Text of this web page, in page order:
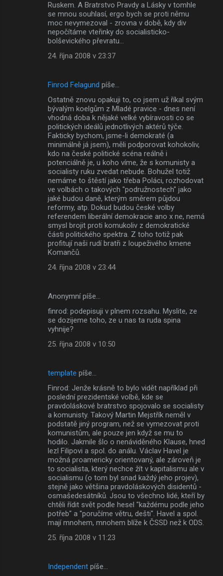
Ruskem. A Bratrstvo Pravdy a Lásky v tomhle
se mnou souhlasí, ergo bych se proti němu
moc nevymezoval - zrovna v době, kdy div
nepočítáme vteřinky do socialisticko-
bolševického převratu...
24. října 2008 v 23:37
Finrod Felagund píše…
Ostatně znovu opakuji to, co jsem už říkal svým
bývalým koelgům z Mladé pravice - dnes není
vhodná doba k nějaké velké vybíravosti co se
politických ideálů jednotlivých aktérů týče.
Fakticky bychom, jsme-li demokraté (a
minimálně já jsem), měli podporovat kohokoliv,
kdo na české politické scéna reálně i
potenciálně je, u koho víme, že s komunisty a
socialisty ruku zvedat nebude. Bohužel totiž
nemáme to štěstí jako třeba Poláci, rozhodovat
ve volbách o takových "podružnostech" jako
jaké budou daně, kterým směrem půjdou
reformy, atp. Dokud budou české volby
referendem liberální demokracie ano x ne, nemá
smysl brojit proti komukoliv z demokratické
části politického spektra. Z toho totiž pak
profitují naši rudí bratři z loupeživého kmene
Komančů.
24. října 2008 v 23:44
Anonymní píše…
finrod: podepisuji v plnem rozsahu. Myslite, ze
se dozijeme toho, ze u nas ta ruda spina
vyhnije?
25. října 2008 v 10:50
template píše…
Finrod: Jenže krásně to bylo vidět například při
poslední prezidentské volbě, kde se
pravdoláskové bratrstvo spojovalo se socialisty
a komunisty. Takový Martin Mejstřík neměl v
podstatě jiný program, než se vymezovat proti
komunistům, ale pouze jen když se mu to
hodilo. Jakmile šlo o nenáviděného Klause, hned
lezl Filipovi a spol. do análu. Václav Havel je
možná proamericky orientovaný, ale zároveň je
to socialista, který nechce žít v kapitalismu ale v
socialismu (o tom byl snad každý jeho projev),
stejně jako většina pravdoláskových disidentů -
osmašedesátníků. Jsou to všechno lidé, kteří by
chtěli řídit svět podle hesel "každému podle jeho
potřeb" a "poručíme větru, dešti". Havel a spol.
mají mnohem, mnohem blíže k ČSSD než k ODS.
25. října 2008 v 11:23
Independent píše…